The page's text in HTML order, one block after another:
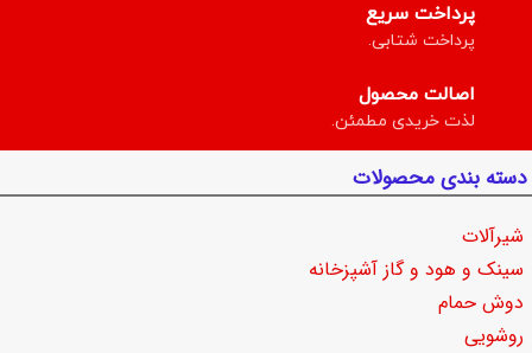
پرداخت سریع
پرداخت شتابی.
اصالت محصول
لذت خریدی مطمئن.
دسته بندی محصولات
شیرآلات
سینک و هود و گاز آشپزخانه
دوش حمام
روشویی